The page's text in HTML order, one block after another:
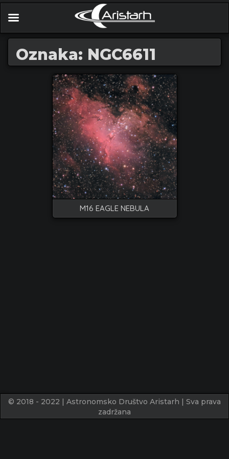
Oznaka: NGC6611
M16 EAGLE NEBULA
© 2018 - 2022 | Astronomsko Društvo Aristarh | Sva prava
zadržana